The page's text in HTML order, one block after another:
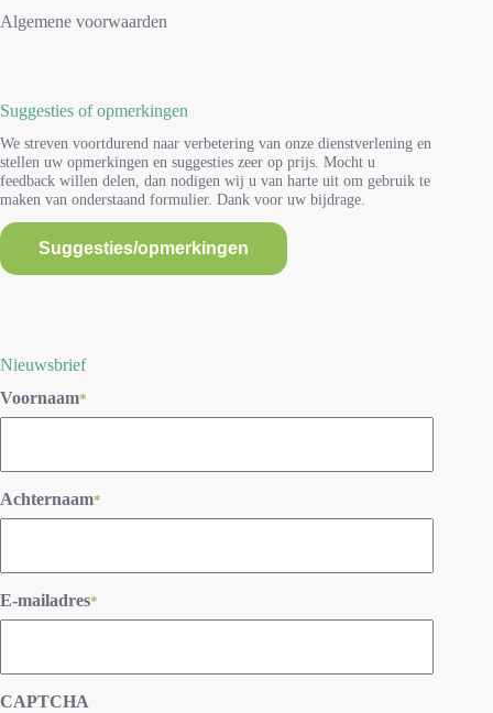
Algemene voorwaarden
Suggesties of opmerkingen
We streven voortdurend naar verbetering van onze dienstverlening en
stellen uw opmerkingen en suggesties zeer op prijs. Mocht u
feedback willen delen, dan nodigen wij u van harte uit om gebruik te
maken van onderstaand formulier. Dank voor uw bijdrage.
Suggesties/opmerkingen
Nieuwsbrief
Voornaam*
Achternaam*
E-mailadres*
CAPTCHA